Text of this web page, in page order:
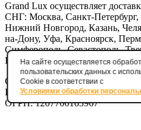
Grand Lux осуществляет
СНГ: Москва, Санкт-Петербург,
Нижний Новгород, Казань,
на-Дону, Уфа, Красноярск,
Симферополь, Севастополь,
Рязань
ООО «Богема»
ИНН: 9728003028
ОГРН: 1207700163967
На сайте осуществляется
пользовательских данных с
Cookie в соответствии с
Условиями обработки